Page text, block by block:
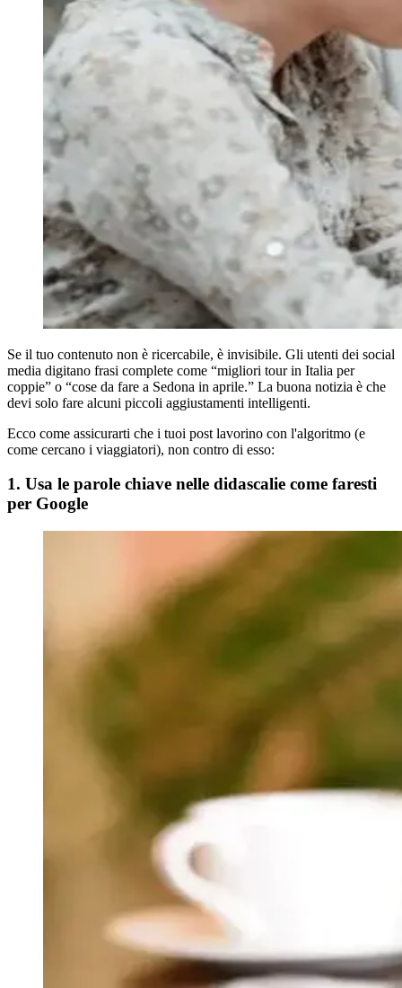
Se il tuo contenuto non è ricercabile, è invisibile. Gli utenti dei social
media digitano frasi complete come “migliori tour in Italia per
coppie” o “cose da fare a Sedona in aprile.” La buona notizia è che
devi solo fare alcuni piccoli aggiustamenti intelligenti.
Ecco come assicurarti che i tuoi post lavorino con l'algoritmo (e
come cercano i viaggiatori), non contro di esso:
1. Usa le parole chiave nelle didascalie come faresti
per Google